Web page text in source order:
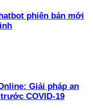
phiên bản mới
Giải pháp an
COVID-19